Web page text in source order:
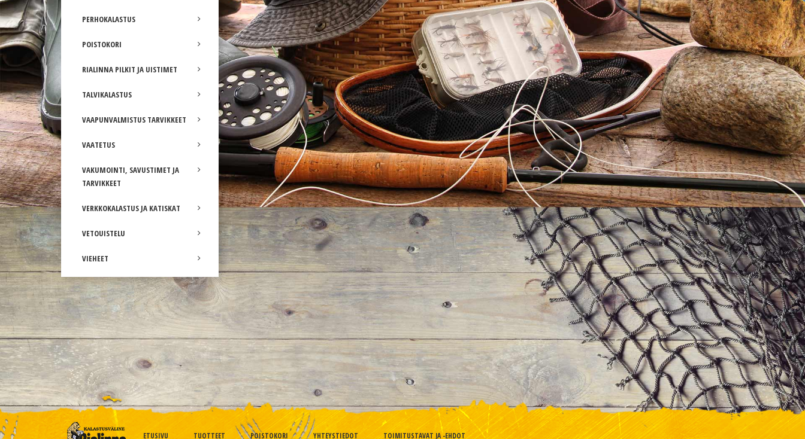
PERHOKALASTUS
POISTOKORI
RIALINNA PILKIT JA UISTIMET
TALVIKALASTUS
VAAPUNVALMISTUS TARVIKKEET
VAATETUS
VAKUMOINTI, SAVUSTIMET JA
TARVIKKEET
VERKKOKALASTUS JA KATISKAT
VETOUISTELU
VIEHEET
ETUSIVU TUOTTEET POISTOKORI YHTEYSTIEDOT TOIMITUSTAVAT JA -EHDOT